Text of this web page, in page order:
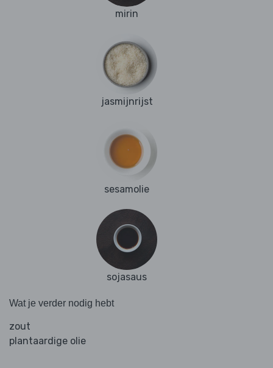
mirin
jasmijnrijst
sesamolie
sojasaus
Wat je verder nodig hebt
zout
plantaardige olie